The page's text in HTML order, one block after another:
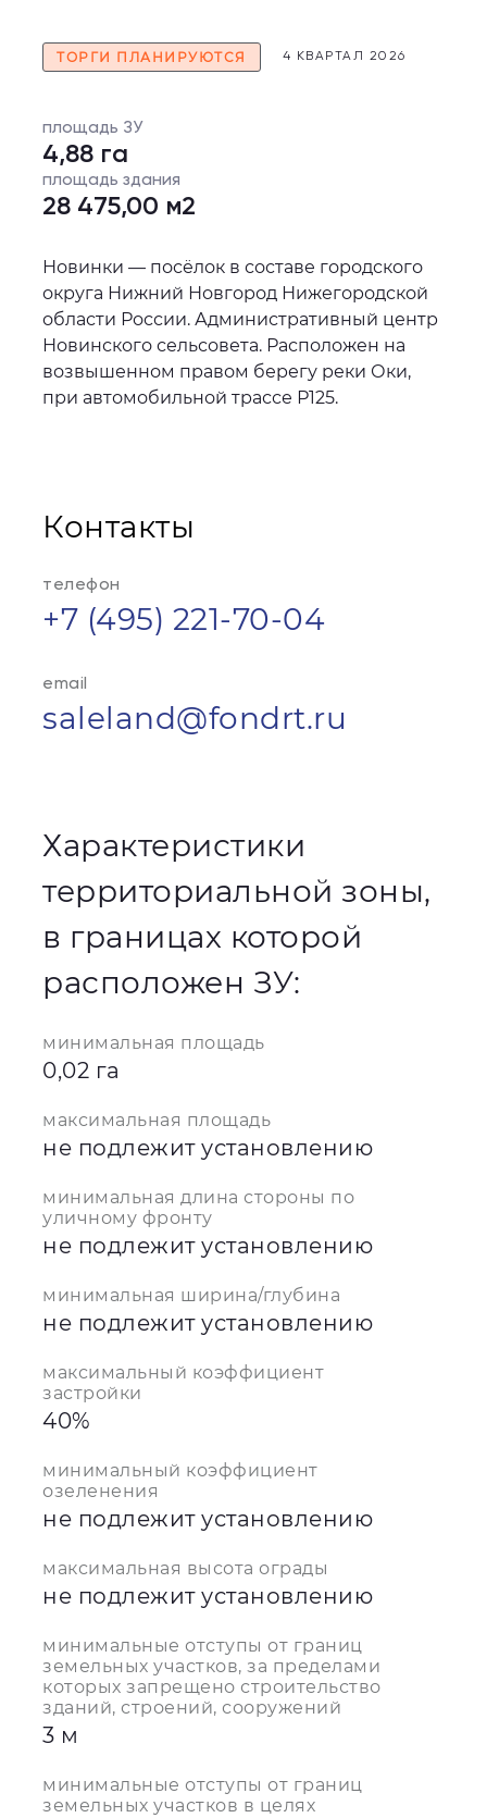
ТОРГИ ПЛАНИРУЮТСЯ 4 КВАРТАЛ 2026
площадь ЗУ
4,88 га
площадь здания
28 475,00 м2
Новинки — посёлок в составе городского
округа Нижний Новгород Нижегородской
области России. Административный центр
Новинского сельсовета. Расположен на
возвышенном правом берегу реки Оки,
при автомобильной трассе Р125.
Контакты
телефон
+7 (495) 221-70-04
email
saleland@fondrt.ru
Характеристики
территориальной зоны,
в границах которой
расположен ЗУ:
минимальная площадь
0,02 га
максимальная площадь
не подлежит установлению
минимальная длина стороны по
уличному фронту
не подлежит установлению
минимальная ширина/глубина
не подлежит установлению
максимальный коэффициент
застройки
40%
минимальный коэффициент
озеленения
не подлежит установлению
максимальная высота ограды
не подлежит установлению
минимальные отступы от границ
земельных участков, за пределами
которых запрещено строительство
зданий, строений, сооружений
3 м
минимальные отступы от границ
земельных участков в целях